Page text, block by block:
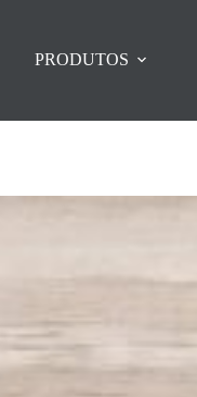
PRODUTOS